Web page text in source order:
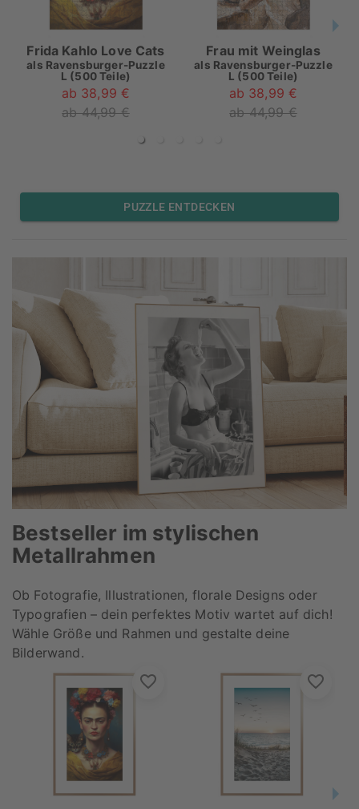
Frida Kahlo Love Cats
als Ravensburger-Puzzle
L (500 Teile)
ab 38,99 €
ab 44,99 €
Frau mit Weinglas
als Ravensburger-Puzzle
L (500 Teile)
ab 38,99 €
ab 44,99 €
PUZZLE ENTDECKEN
Bestseller im stylischen
Metallrahmen
Ob Fotografie, Illustrationen, florale Designs oder
Typografien – dein perfektes Motiv wartet auf dich!
Wähle Größe und Rahmen und gestalte deine
Bilderwand.